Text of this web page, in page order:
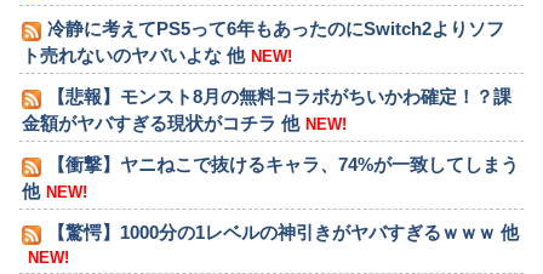
冷静に考えてPS5って6年もあったのにSwitch2よりソフ
ト売れないのヤバいよな 他 NEW!
【悲報】モンスト8月の無料コラボがちいかわ確定！？課
金額がヤバすぎる現状がコチラ 他 NEW!
【衝撃】ヤニねこで抜けるキャラ、74%が一致してしまう
他 NEW!
【驚愕】1000分の1レベルの神引きがヤバすぎるｗｗｗ 他
NEW!